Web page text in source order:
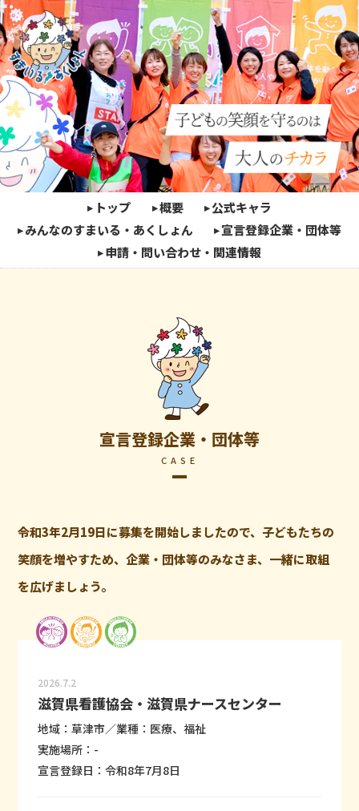
トップ 概要
公式キャラ
みんなのすまいる・あくしょん
宣言登録企業・団体等
申請・問い合わせ・関連情報
宣言登録企業・団体等
CASE
令和3年2月19日に募集を開始しましたので、子どもたちの
笑顔を増やすため、企業・団体等のみなさま、一緒に取組
を広げましょう。
2026.7.2
滋賀県看護協会・滋賀県ナースセンター
地域：草津市／業種：医療、福祉
実施場所：-
宣言登録日：令和8年7月8日